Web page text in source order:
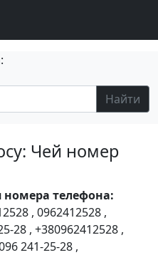
Найти
Чей номер
телефона:
, 0962412528 ,
28 , +380962412528 ,
241-25-28 ,